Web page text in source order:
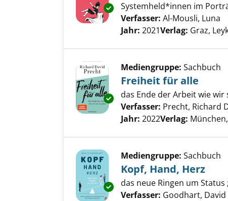
Exemplar-Details von
Systemheld*innen im
Verfasser: Al-Mousli, Luna
Jahr: 2021Verlag: Graz,
Exemplar-Details von Freiheit
Mediengruppe: Sachbuch
Freiheit für alle
das Ende der Arbeit wie wir
Verfasser: Precht, Richard
Jahr: 2022Verlag:
Exemplar-Details von Kopf,
Mediengruppe: Sachbuch
Kopf, Hand, Herz
das neue Ringen um
Verfasser: Goodhart, David